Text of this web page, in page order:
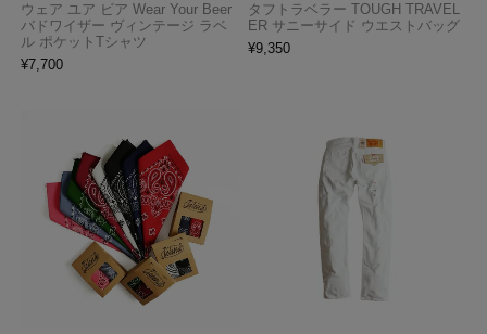
ウェア ユア ビア Wear Your Beer
バドワイザー ヴィンテージ ラベ
ル ポケットTシャツ
¥7,700
タフトラベラー TOUGH TRAVEL
ER サニーサイド ウエストバッグ
¥9,350